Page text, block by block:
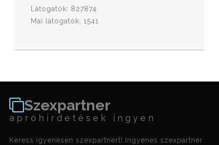
Látogatók: 827874
Mai látogatók: 1541
Szexpartner
apróhirdetések ingyen
Keress igyenesen szexpartnert! Ingyenes szexpartner